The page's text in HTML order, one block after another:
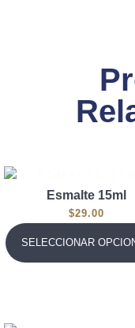
Esmalte 15ml
$29.00
SELECCIONAR